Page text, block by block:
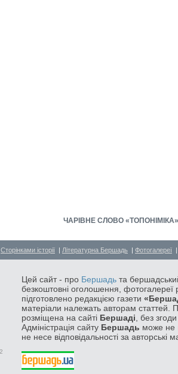
ЧАРІВНЕ СЛОВО «ТОПОНІМІКА»
Сторінками історії | Літературна Бершадь | Фотогалереї
Цей сайт - про Бершадь та
безкоштовні оголошення, фотогалереї
підготовлено редакцією газети
матеріали належать авторам статтей.
розміщена на сайті Бершаді , без
Адміністрація сайту Бершадь може не
не несе відповідальності за авторські